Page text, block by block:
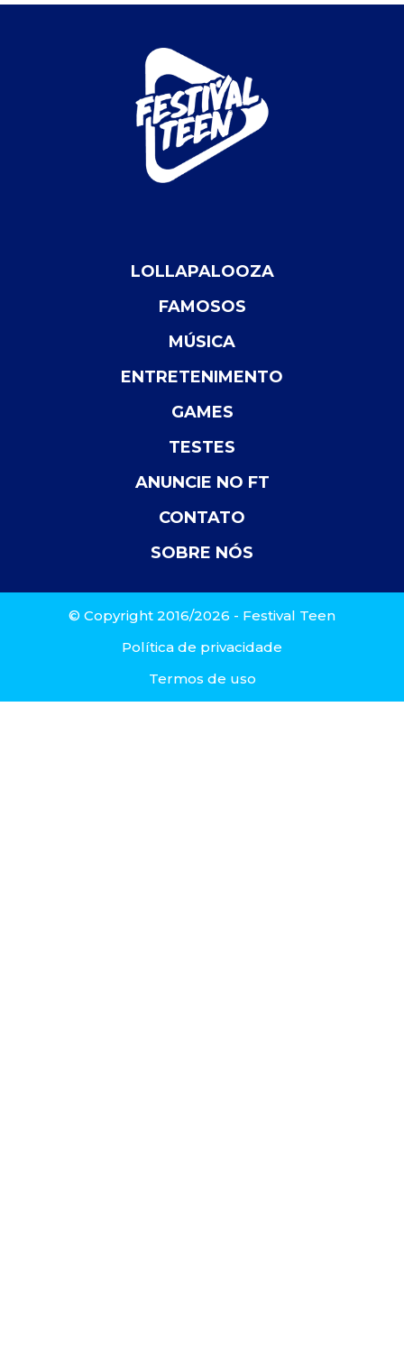
LOLLAPALOOZA
FAMOSOS
MÚSICA
ENTRETENIMENTO
GAMES
TESTES
ANUNCIE NO FT
CONTATO
SOBRE NÓS
© Copyright 2016/2026 - Festival Teen
Política de privacidade
Termos de uso